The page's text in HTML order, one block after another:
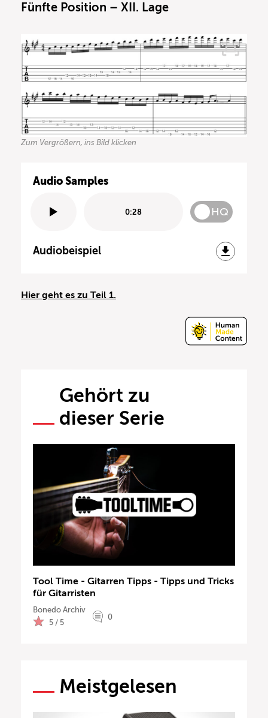
Fünfte Position – XII. Lage
Zum Vergrößern, ins Bild klicken
Audio Samples
0:28 HQ
Audiobeispiel
Hier geht es zu Teil 1.
Gehört zu
dieser Serie
Tool Time - Gitarren Tipps - Tipps und Tricks
für Gitarristen
Bonedo Archiv
5 / 5
0
Meistgelesen